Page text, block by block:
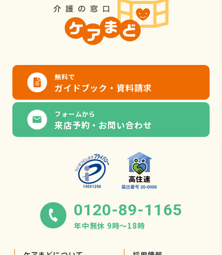
無料で
ガイドブック・資料請求
フォームから
来店予約・お問い合わせ
0120-89-1165
年中無休 9時〜18時